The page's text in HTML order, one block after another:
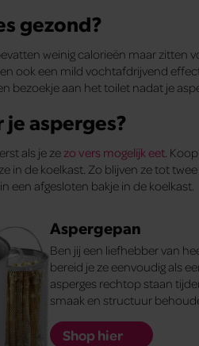
gezond?
weinig calorieën maar zitten
ook een mild vochtafdrijvend
bezoekje aan het toilet nadat je
je asperges?
als je ze zo vers mogelijk eet.
in de koelkast. Zo blijven ze tot
een afgesloten bakje in de koelkast.
Aspergepan
Ben jij een liefhebber van
bereid je ze eenvoudig als
asperges rechtop staan
smaak en structuur
Shop hier